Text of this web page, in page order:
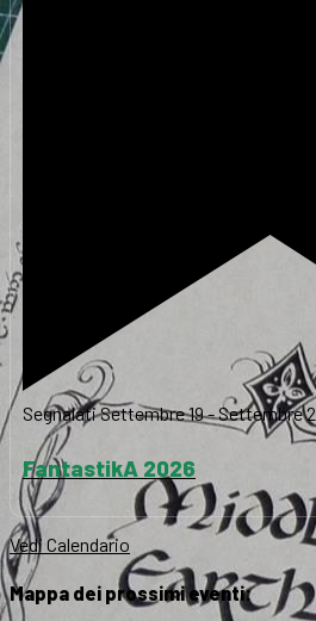
SegnalatiSettembre 19-Settembre
FantastikA 2026
Vedi Calendario
Mappa dei prossimi eventi: